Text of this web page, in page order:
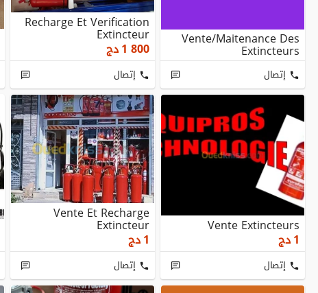
Vente/maitenance Des
Extincteurs
إتصال
Recharge Et Verification
Extincteur
1 800دج
إتصال
Vente Extincteurs
1دج
إتصال
Vente Et Recharge
Extincteur
1دج
إتصال